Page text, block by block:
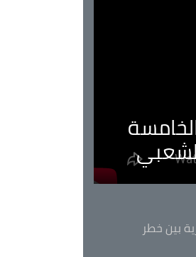
بين خطر